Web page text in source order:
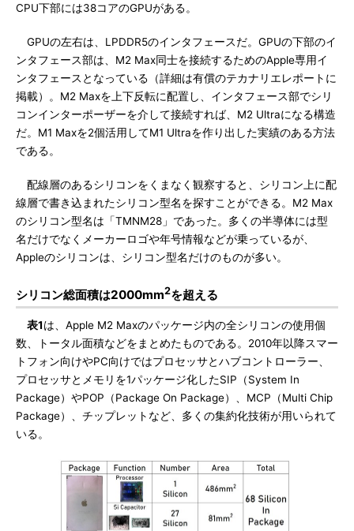
CPU下部には38コアのGPUがある。
GPUの左右は、LPDDR5のインタフェースだ。GPUの下部のイ
ンタフェース部は、M2 Max同士を接続するためのApple専用イ
ンタフェースとなっている（詳細は有償のテカナリエレポートに
掲載）。M2 Maxを上下反転に配置し、インタフェース部でシリ
コンインターポーザーを介して接続すれば、M2 Ultraになる構造
だ。M1 Maxを2個活用してM1 Ultraを作り出した実績のある方法
である。
配線層のあるシリコンをくまなく観察すると、シリコン上に配
線層で書き込まれたシリコン型名を探すことができる。M2 Max
のシリコン型名は「TMNM28」であった。多くの半導体には型
名だけでなくメーカーロゴや年号情報などが乗っているが、
Appleのシリコンは、シリコン型名だけのものが多い。
シリコン総面積は2000mm2を超える
表1は、Apple M2 Maxのパッケージ内の全シリコンの使用個
数、トータル面積などをまとめたものである。2010年以降スマー
トフォン向けやPC向けではプロセッサとハブコントローラー、
プロセッサとメモリを1パッケージ化したSIP（System In
Package）やPOP（Package On Package）、MCP（Multi Chip
Package）、チップレットなど、多くの集約化技術が用いられて
いる。